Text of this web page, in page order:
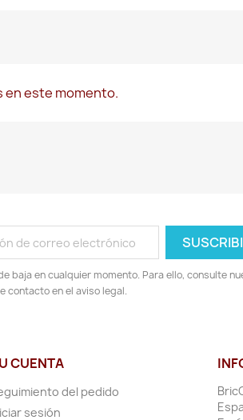
en este momento.
baja en cualquier momento. Para ello, consulte
contacto en el aviso legal.
CUENTA
del pedido
sesión